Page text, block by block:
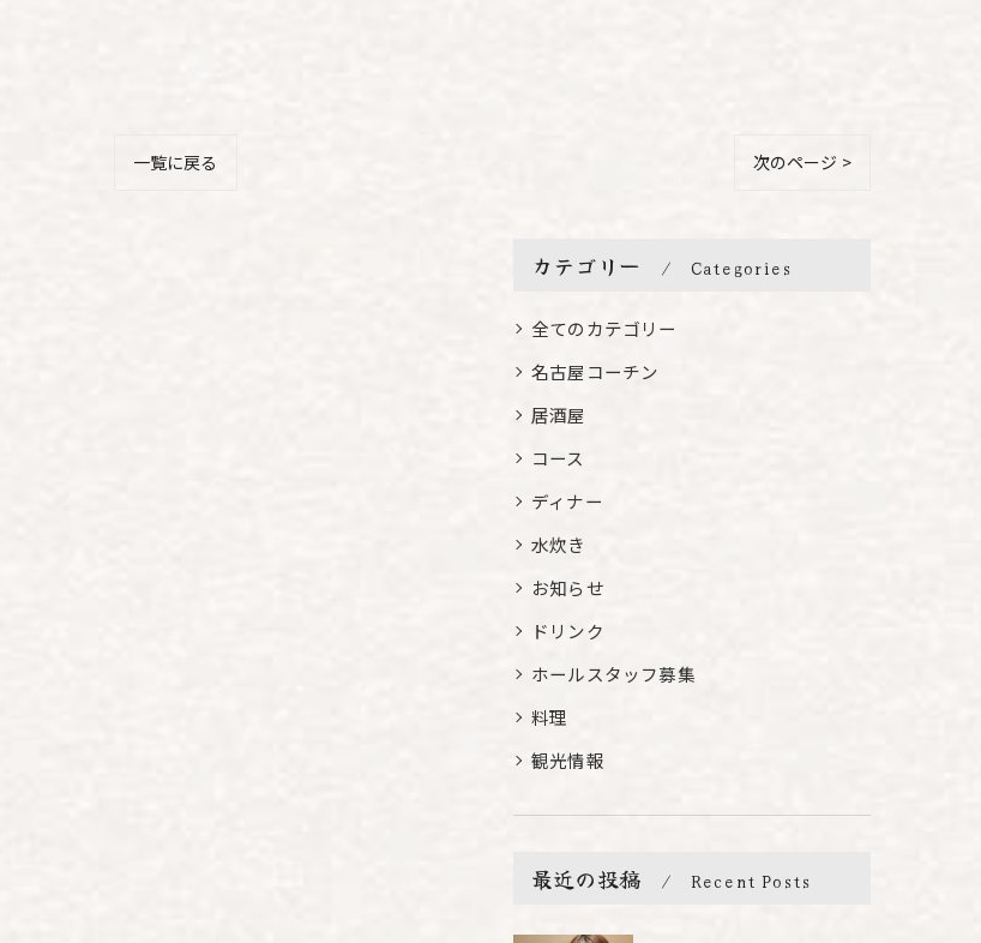
一覧に戻る 次のページ >
カテゴリー Categories
全てのカテゴリー
名古屋コーチン
居酒屋
コース
ディナー
水炊き
お知らせ
ドリンク
ホールスタッフ募集
料理
観光情報
最近の投稿 Recent Posts